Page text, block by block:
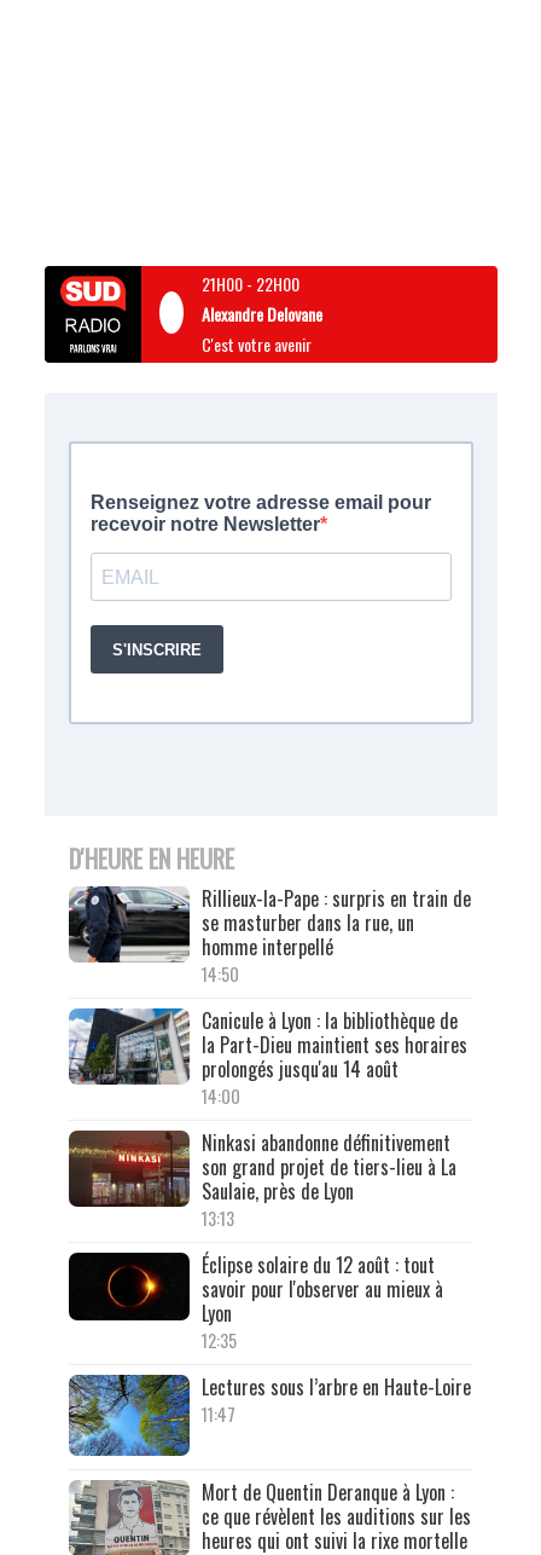
21H00- 22H00
Alexandre Delovane
C'est votre avenir
D'HEURE EN HEURE
Rillieux-la-Pape : surpris en train de
se masturber dans la rue, un
homme interpellé
14:50
Canicule à Lyon : la bibliothèque de
la Part-Dieu maintient ses horaires
prolongés jusqu'au 14 août
14:00
Ninkasi abandonne définitivement
son grand projet de tiers-lieu à La
Saulaie, près de Lyon
13:13
Éclipse solaire du 12 août : tout
savoir pour l'observer au mieux à
Lyon
12:35
Lectures sous l’arbre en Haute-Loire
11:47
Mort de Quentin Deranque à Lyon :
ce que révèlent les auditions sur les
heures qui ont suivi la rixe mortelle